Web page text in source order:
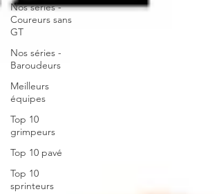
Nos séries -
Coureurs sans
GT
Nos séries -
Baroudeurs
Meilleurs
équipes
Top 10
grimpeurs
Top 10 pavé
Top 10
sprinteurs